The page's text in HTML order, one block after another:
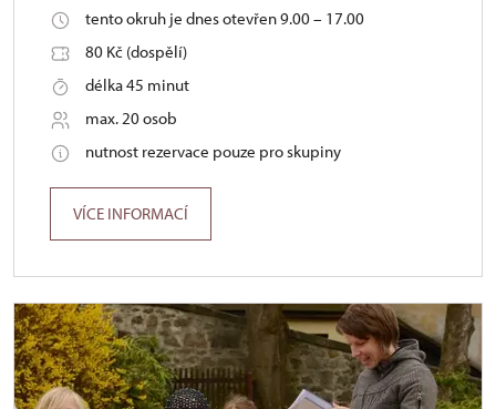
tento okruh je dnes otevřen 9.00 – 17.00
80 Kč (dospělí)
délka 45 minut
max. 20 osob
nutnost rezervace pouze pro skupiny
VÍCE INFORMACÍ